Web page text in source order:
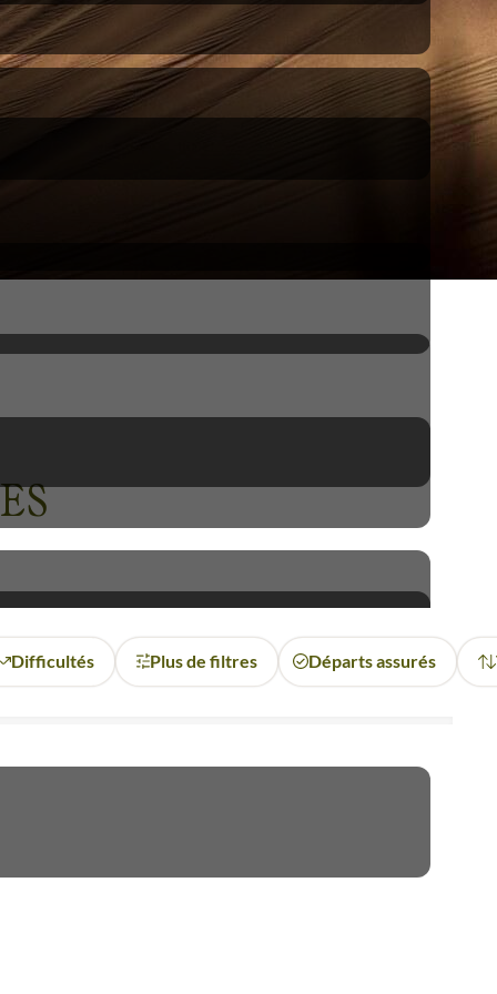
Difficultés Plus de filtres Départs assurés